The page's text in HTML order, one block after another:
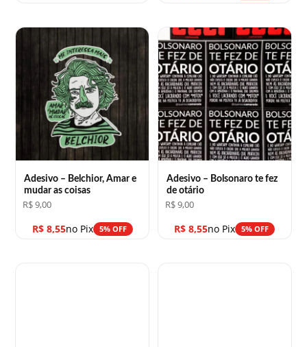
Adesivo – Belchior, Amar e
mudar as coisas
R$9,00
R$8,55no Pix 5% OFF
Adesivo – Bolsonaro te fez
de otário
R$9,00
R$ 8,55no Pix 5% OFF